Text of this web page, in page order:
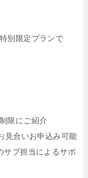
別限定プランで
限にご紹介
見合いお申込み可能
サブ担当によるサポ